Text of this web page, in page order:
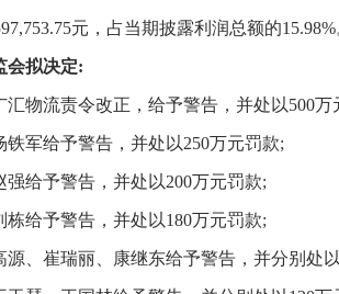
元，占当期披露利润总额的
会拟决定:
汇物流责令改正，给予警告，并处以500万
铁军给予警告，并处以250万元罚款;
强给予警告，并处以200万元罚款;
栋给予警告，并处以180万元罚款;
源、崔瑞丽、康继东给予警告，并分别处